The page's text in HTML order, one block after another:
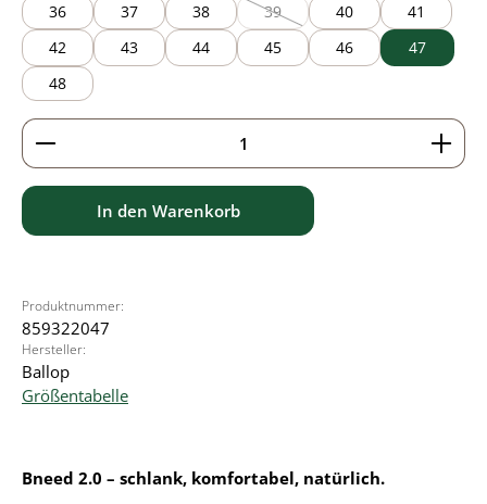
36 37 38 39
(Diese Option ist zurzeit nicht
40
41
42
43 44 45 46
47
48
Produkt Anzahl: Gib den gewünschten Wert ein
In den Warenkorb
Produktnummer:
859322047
Hersteller:
Ballop
Größentabelle
Bneed 2.0 – schlank, komfortabel, natürlich.